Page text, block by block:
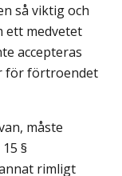
så viktig och
ett medvetet
accepteras
för förtroendet
måste
§
rimligt